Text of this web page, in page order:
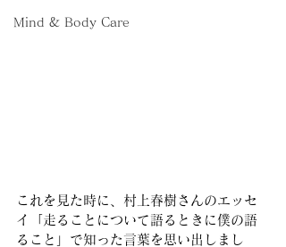
Mind & Body Care
これを見た時に、村上春樹さんのエッセ
イ「走ることについて語るときに僕の語
ること」で知った言葉を思い出しまし